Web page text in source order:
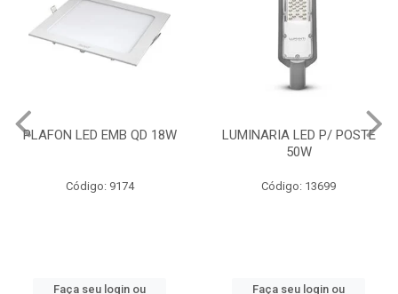
PLAFON LED EMB QD 18W
Código: 9174
Faça seu login ou
LUMINARIA LED P/ POSTE
50W
Código: 13699
Faça seu login ou